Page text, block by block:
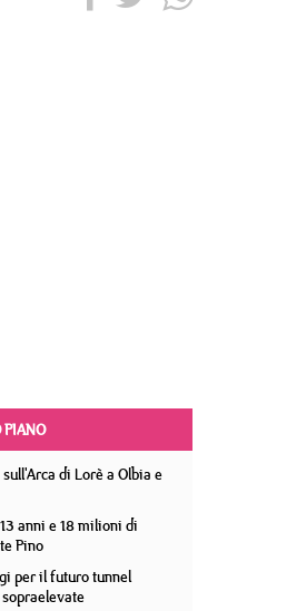
di Lorè a Olbia e
anni e 18 milioni di
Pino
per il futuro tunnel